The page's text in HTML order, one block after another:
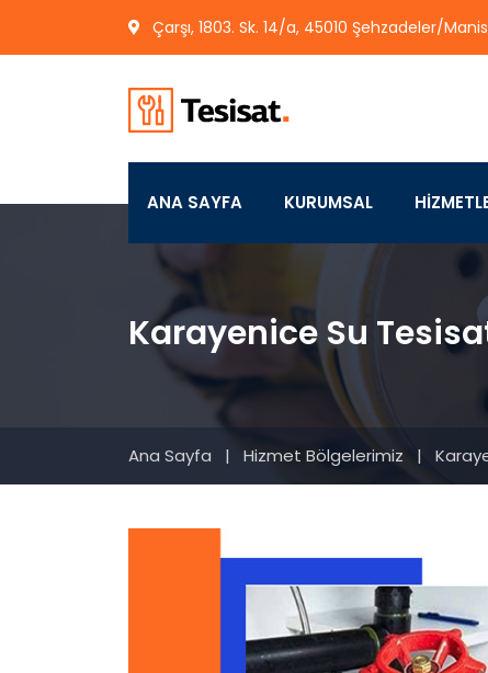
Çarşı, 1803. Sk. 14/a, 45010 Şehzadeler/
ANA SAYFA KURUMSAL
Karayenice Su
Ana Sayfa | Hizmet Bölgelerimiz |